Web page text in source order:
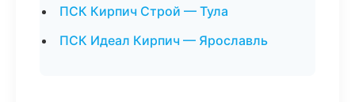
ПСК Кирпич Строй — Тула
ПСК Идеал Кирпич — Ярославль